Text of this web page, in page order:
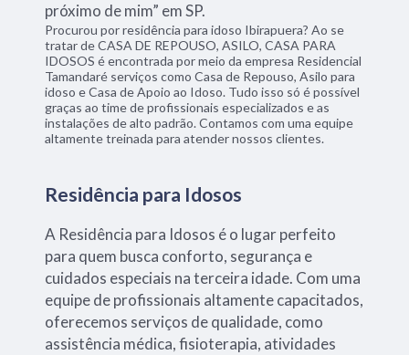
próximo de mim” em SP.
Procurou por residência para idoso Ibirapuera? Ao se
tratar de CASA DE REPOUSO, ASILO, CASA PARA
IDOSOS é encontrada por meio da empresa Residencial
Tamandaré serviços como Casa de Repouso, Asilo para
idoso e Casa de Apoio ao Idoso. Tudo isso só é possível
graças ao time de profissionais especializados e as
instalações de alto padrão. Contamos com uma equipe
altamente treinada para atender nossos clientes.
Residência para Idosos
A Residência para Idosos é o lugar perfeito
para quem busca conforto, segurança e
cuidados especiais na terceira idade. Com uma
equipe de profissionais altamente capacitados,
oferecemos serviços de qualidade, como
assistência médica, fisioterapia, atividades